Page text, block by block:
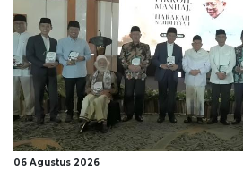
06 Agustus 2026